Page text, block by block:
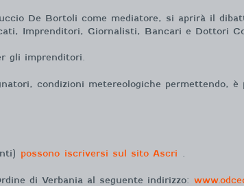
De Bortoli come mediatore, si aprirà il
Imprenditori, Giornalisti, Bancari e Dottori
gli imprenditori.
condizioni metereologiche permettendo,
possono iscriversi sul sito Ascri .
di Verbania al seguente indirizzo: